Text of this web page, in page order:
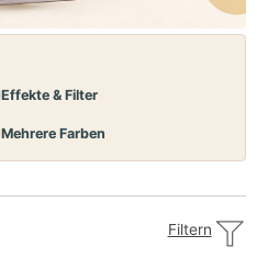
Effekte & Filter
Mehrere Farben
Filtern